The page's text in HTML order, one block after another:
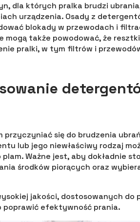
dla których pralka brudzi
urządzenia. Osady z
blokady w przewodach i
mogą także powodować, że
pralki, w tym filtrów i
przyczyniać się do brudzenia
lub jego niewłaściwy rodzaj
Ważne jest, aby dokładnie
środków piorących oraz
jakości, dostosowanych do
poprawić efektywność prania.